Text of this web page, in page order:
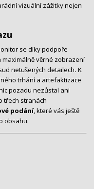
vizuální zážitky nejen
se díky podpoře
věrné zobrazení
netušených detailech. K
trhání a artefaktizace
pozadu nezůstal ani
třech stranách
podání, které vás ještě
obsahu.